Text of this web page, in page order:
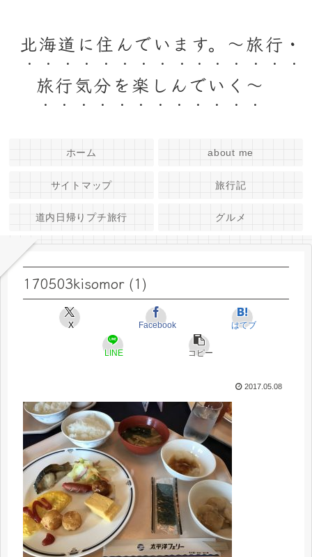
北海道に住んでいます。～旅行・
旅行気分を楽しんでいく～
ホーム about me
サイトマップ 旅行記
道内日帰りプチ旅行 グルメ
170503kisomor (1)
X Facebook はてブ
LINE コピー
2017.05.08